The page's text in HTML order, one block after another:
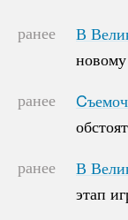
ранее
В
В
ранее
ранее
В
этап
В
этап